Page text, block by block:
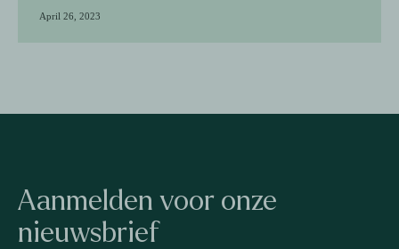
April 26, 2023
Aanmelden voor onze
nieuwsbrief